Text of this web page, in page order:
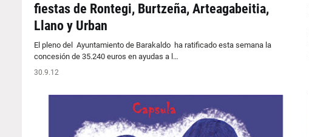
fiestas de Rontegi, Burtzeña, Arteagabeitia,
Llano y Urban
El pleno del Ayuntamiento de Barakaldo ha ratificado esta semana la
concesión de 35.240 euros en ayudas a l…
30.9.12